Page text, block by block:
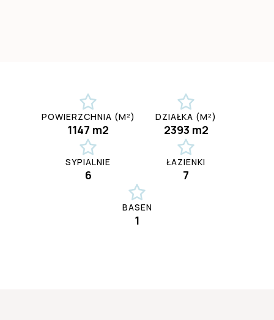
POWIERZCHNIA (M²)
1147 m2
DZIAŁKA (M²)
2393 m2
SYPIALNIE
6
ŁAZIENKI
7
BASEN
1